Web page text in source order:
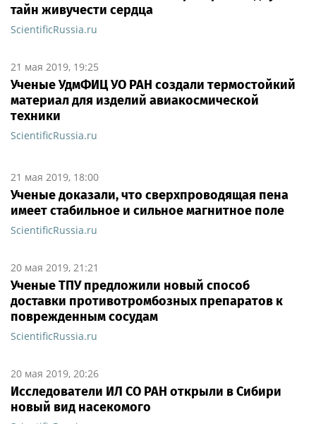
тайн живучести сердца
ScientificRussia.ru
21 мая 2019, 19:25
Ученые УдмФИЦ УО РАН создали термостойкий
материал для изделий авиакосмической
техники
ScientificRussia.ru
21 мая 2019, 18:00
Ученые доказали, что сверхпроводящая пена
имеет стабильное и сильное магнитное поле
ScientificRussia.ru
20 мая 2019, 21:21
Ученые ТПУ предложили новый способ
доставки противотромбозных препаратов к
поврежденным сосудам
ScientificRussia.ru
20 мая 2019, 20:26
Исследователи ИЛ СО РАН открыли в Сибири
новый вид насекомого